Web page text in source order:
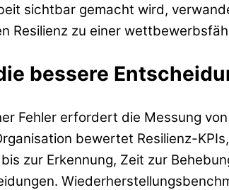
sichtbar gemacht wird,
Resilienz zu einer
bessere
Fehler erfordert die Messung
bewertet Resilienz-
zur Erkennung, Zeit zur